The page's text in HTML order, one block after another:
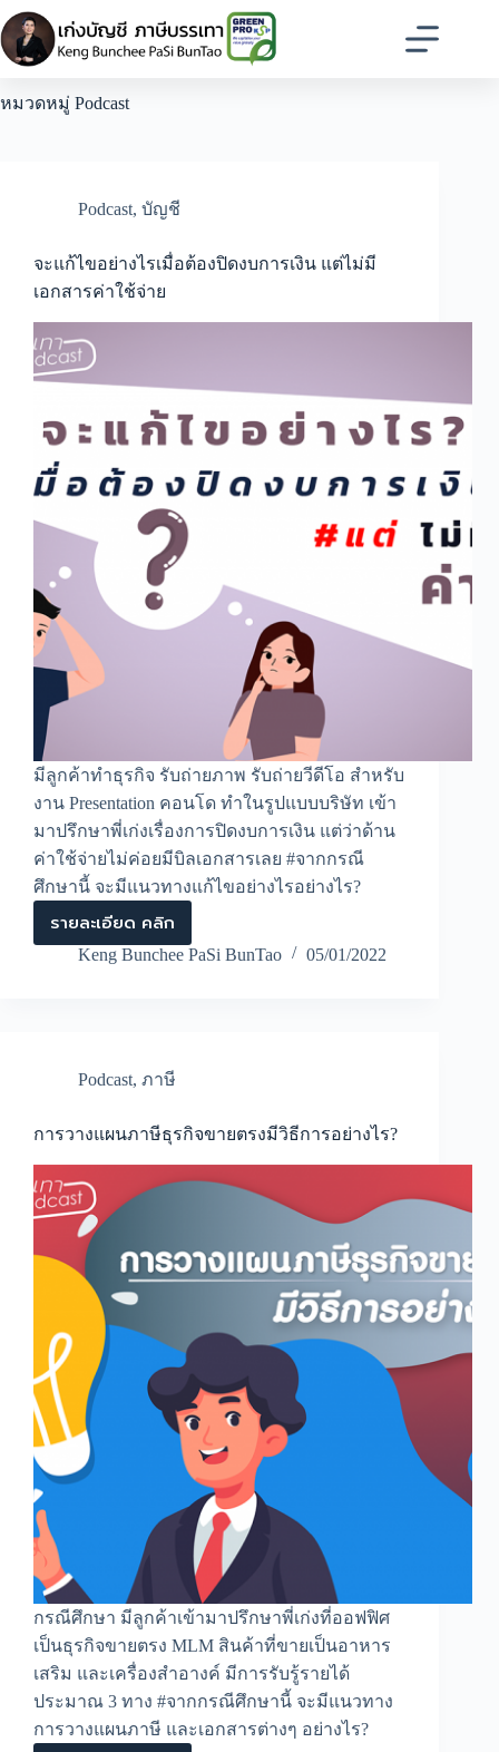
Skip
to
content
หมวดหมู่ Podcast
Podcast, บัญชี
จะแก้ไขอย่างไรเมื่อต้องปิดงบการเงิน แต่ไม่มี
เอกสารค่าใช้จ่าย
มีลูกค้าทำธุรกิจ รับถ่ายภาพ รับถ่ายวีดีโอ สำหรับ
งาน Presentation คอนโด ทำในรูปแบบบริษัท เข้า
มาปรึกษาพี่เก่งเรื่องการปิดงบการเงิน แต่ว่าด้าน
ค่าใช้จ่ายไม่ค่อยมีบิลเอกสารเลย #จากกรณี
ศึกษานี้ จะมีแนวทางแก้ไขอย่างไรอย่างไร?
รายละเอียด คลิก
จะ
แก้ไข
อย่างไร
การ
เงิน
ไม่มี
ค่า
จ่าย
Keng Bunchee PaSi BunTao 05/01/2022
Podcast, ภาษี
การวางแผนภาษีธุรกิจขายตรงมีวิธีการอย่างไร?
กรณีศึกษา มีลูกค้าเข้ามาปรึกษาพี่เก่งที่ออฟฟิศ
เป็นธุรกิจขายตรง MLM สินค้าที่ขายเป็นอาหาร
เสริม และเครื่องสำอางค์ มีการรับรู้รายได้
ประมาณ 3 ทาง #จากกรณีศึกษานี้ จะมีแนวทาง
การวางแผนภาษี และเอกสารต่างๆ อย่างไร?